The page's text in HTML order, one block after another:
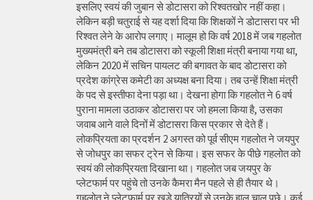
इसलिए स्वयं की जुबान से डोटासरा को रिश्वतखोर नहीं कहा।
लेकिन बड़ी चतुराई से यह दर्शा दिया कि शिक्षकों ने डोटासरा पर भी
रिश्वत लेने के आरोप लगाए। मालूम हो कि वर्ष 2018 में जब गहलोत
मुख्यमंत्री बने तब डोटासरा को स्कूली शिक्षा मंत्री बनाया गया था,
लेकिन 2020 में सचिन पायलट की बगावत के बाद डोटासरा को
प्रदेश कांग्रेस कमेटी का अध्यक्ष बना दिया। तब उन्हें शिक्षा मंत्री
के पद से इस्तीफा देना पड़ा था। देखना होगा कि गहलोत ने 6 वर्ष
पुराना मामला उठाकर डोटासरा पर जो हमला किया है, उसका
जवाब आने वाले दिनों में डोटासरा किस प्रकार से देते हैं।
लोकप्रियता का प्रदर्शन 2 अगस्त को पूर्व सीएम गहलोत ने जयपुर
से जोधपुर का सफर ट्रेन से किया। इस सफर के पीछे गहलोत को
स्वयं की लोकप्रियता दिखाना था। गहलोत जब जयपुर के
प्लेटफार्म पर पहुंचे तो उनके कैमरा मैन पहले से ही तैयार थे।